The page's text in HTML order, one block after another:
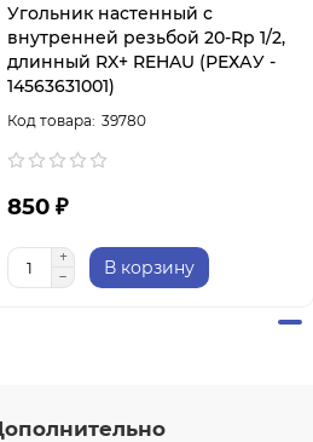
Угольник настенный с
внутренней резьбой 20-Rp 1/2,
длинный RX+ REHAU (РЕХАУ -
14563631001)
39780
850 ₽
В корзину